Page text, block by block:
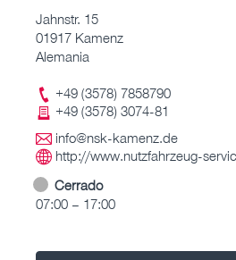
Jahnstr. 15
01917 Kamenz
Alemania
+49 (3578) 7858790
+49 (3578) 3074-81
info@nsk-kamenz.de
http://www.nutzfahrzeug-
Cerrado
07:00 – 17:00